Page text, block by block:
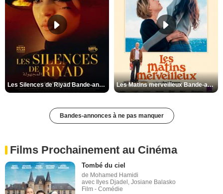
Les Silences de Riyad Bande-annonce VO STFR Les Matins merveilleux Bande-annonce VF
Bandes-annonces à ne pas manquer
Films Prochainement au Cinéma
Tombé du ciel
de Mohamed Hamidi
avec Ilyes Djadel, Josiane Balasko
Film - Comédie